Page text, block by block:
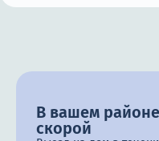
В вашем районе
скорой